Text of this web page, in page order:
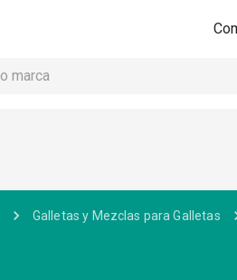
Galletas y Mezclas para Galletas